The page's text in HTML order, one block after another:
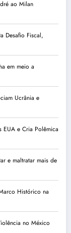
ao Milan
Desafio Fiscal,
em meio a
Ucrânia e
EUA e Cria Polêmica
e maltratar mais de
Histórico na
no México